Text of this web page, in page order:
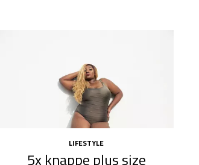
LIFESTYLE
5x knappe plus size